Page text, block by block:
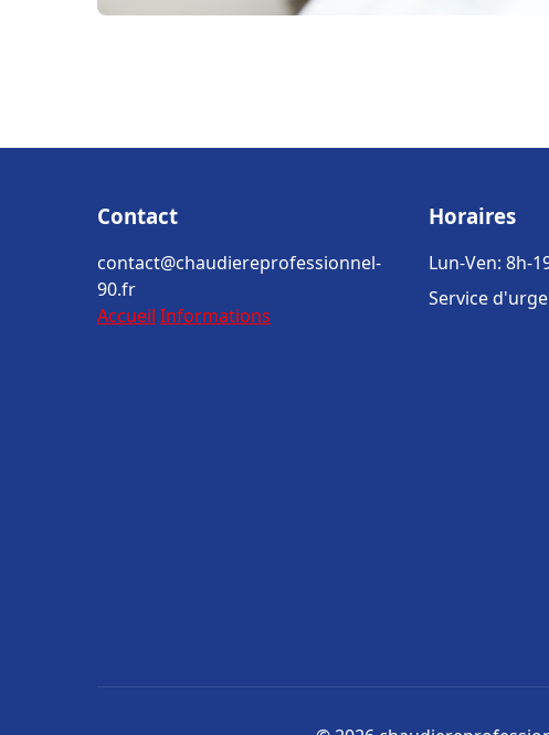
Contact
contact@chaudiereprofessionnel-
90.fr
Accueil Informations
Horaires
Lun-Ven: 8h-
Service